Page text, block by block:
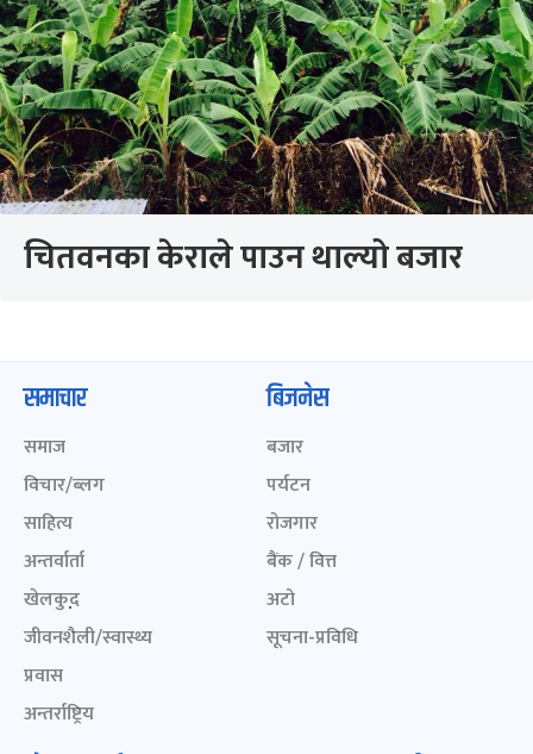
चितवनका केराले पाउन थाल्यो बजार
समाचार
समाज
विचार/ब्लग
साहित्य
अन्तर्वार्ता
खेलकुद़़
जीवनशैली/स्वास्थ्य
प्रवास
अन्तर्राष्ट्रिय
बिजनेस
बजार
पर्यटन
रोजगार
बैंक / वित्त
अटो
सूचना-प्रविधि